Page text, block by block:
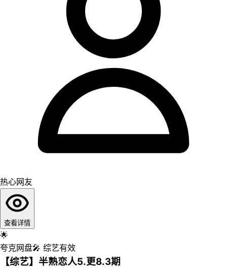
热心网友
查看详情
🌟
夸克网盘🎤 综艺有效
【综艺】半熟恋人5.更8.3期